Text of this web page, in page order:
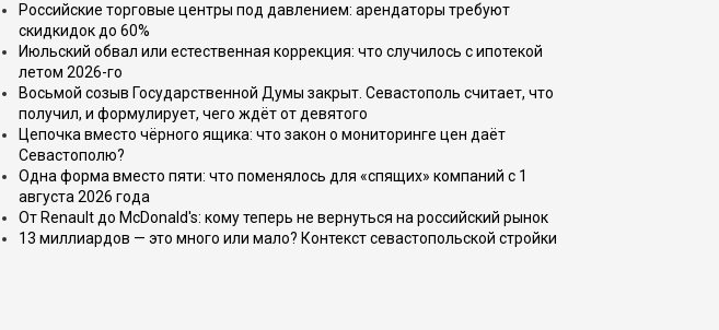
Российские торговые центры под давлением: арендаторы требуют
скидкидок до 60%
Июльский обвал или естественная коррекция: что случилось с ипотекой
летом 2026-го
Восьмой созыв Государственной Думы закрыт. Севастополь считает, что
получил, и формулирует, чего ждёт от девятого
Цепочка вместо чёрного ящика: что закон о мониторинге цен даёт
Севастополю?
Одна форма вместо пяти: что поменялось для «спящих» компаний с 1
августа 2026 года
От Renault до McDonald's: кому теперь не вернуться на российский рынок
13 миллиардов — это много или мало? Контекст севастопольской стройки